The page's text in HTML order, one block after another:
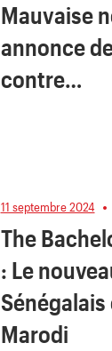
Mauvaise
annonce
contre…
11 septembre 2024
The
: Le
Marodi